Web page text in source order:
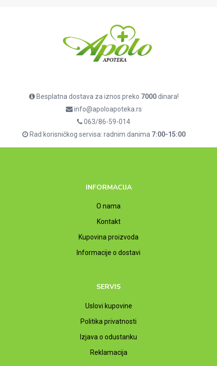
Besplatna dostava za iznos preko 7000dinara!
info@apoloapoteka.rs
063/86-59-014
Rad korisničkog servisa: radnim danima 7:00-15:00
INFORMACIJA
O nama
Kontakt
Kupovina proizvoda
Informacije o dostavi
SERVIS
Uslovi kupovine
Politika privatnosti
Izjava o odustanku
Reklamacija